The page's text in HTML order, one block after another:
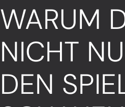
WARUM
NICHT
DEN